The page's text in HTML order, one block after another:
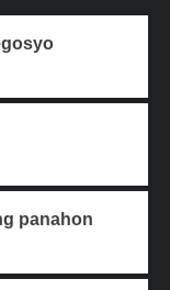
panahon